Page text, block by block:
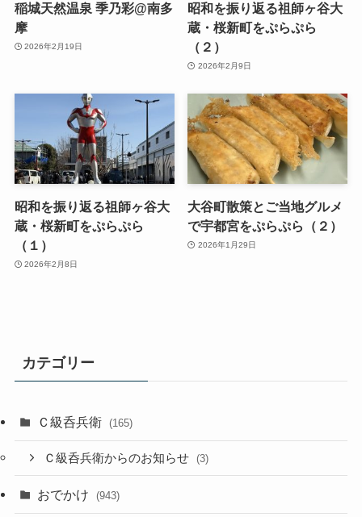
稲城天然温泉 季乃彩@南多
摩
2026年2月19日
昭和を振り返る祖師ヶ谷大
蔵・桜新町をぷらぷら
（２）
2026年2月9日
昭和を振り返る祖師ヶ谷大
蔵・桜新町をぷらぷら
（１）
2026年2月8日
大谷町散策とご当地グルメ
で宇都宮をぷらぷら（２）
2026年1月29日
カテゴリー
Ｃ級呑兵衛 (165)
Ｃ級呑兵衛からのお知らせ (3)
おでかけ (943)